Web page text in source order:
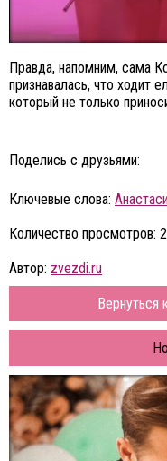
Правда, напомним, сама
признавалась, что ходит
который не только
Поделись с друзьями:
Ключевые слова:
Количество просмотров:
Автор: zvezdi.ru
Вернуться